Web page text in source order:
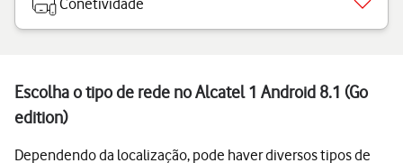
Conetividade
Escolha o tipo de rede no Alcatel 1 Android 8.1 (Go
edition)
Dependendo da localização, pode haver diversos tipos de